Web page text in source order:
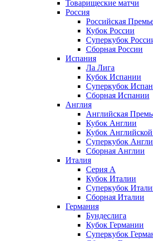
Товарищеские матчи
Россия
Российская
Кубок России
Суперкубок
Сборная России
Испания
Ла Лига
Кубок Испании
Суперкубок
Сборная Испании
Англия
Английская
Кубок Англии
Кубок
Суперкубок
Сборная Англии
Италия
Серия А
Кубок Италии
Суперкубок
Сборная Италии
Германия
Бундеслига
Кубок Германии
Суперкубок